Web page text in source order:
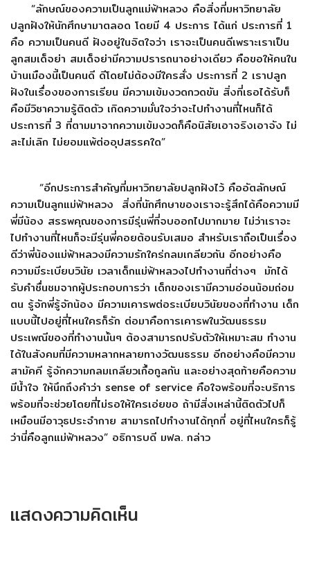
“ลักษณ์ของความเป็นลูกแม่ฟ้าหลวง คือสิ่งที่มหาวิทยาลัย
ปลูกฝังให้นักศึกษามาตลอด โดยมี 4 ประการ ได้แก่ ประการที่ 1
คือ ความเป็นคนดี ฝังอยู่ในจิตใจว่า เราจะเป็นคนดีเพราะเราเป็น
ลูกสมเด็จย่า สมเด็จย่ามีความปรารถนาอย่างเดียว คือขอให้คนใน
บ้านเมืองนี้เป็นคนดี ดีโดยไม่ต้องมีใครสั่ง ประการที่ 2 เราปลูก
ฝังในเรื่องของการเรียน มีความเข้มงวดกวดขัน สิ่งที่เธอได้รับก็
คือมีวิชาความรู้ติดตัว เกิดความมั่นใจว่าจะไปทำงานที่ไหนก็ได้
ประการที่ 3 ที่ตามมาจากความเข้มงวดก็คือนิสัยเอาจริงเอาจัง ไม่
ละไม่เลิก ไม่ยอมแพ้ต่ออุปสรรคใด”
“อีกประการสำคัญที่มหาวิทยาลัยปลูกฝังไว้ คืออัตลักษณ์
ความเป็นลูกแม่ฟ้าหลวง สิ่งที่นักศึกษาของเราจะรู้สึกได้คือความมี
พี่มีน้อง สรรพคุณของการมีรุ่นพี่ที่จบออกไปมากมาย ไม่ว่าเราจะ
ไปทำงานที่ไหนก็จะมีรุ่นพี่คอยต้อนรับเสมอ สำหรับเราถือเป็นเรื่อง
ดีว่าพี่น้องแม่ฟ้าหลวงมีความรักใคร่กลมเกลียวกัน อีกอย่างคือ
ความมีระเบียบวินัย เวลาเด็กแม่ฟ้าหลวงไปทำงานที่ต่างๆ มักได้
รับคำชื่นชมจากผู้ประกอบการว่า เด็กของเรามีความอ่อนน้อมถ่อม
ตน รู้จักพี่รู้จักน้อง มีความเคารพต่อระเบียบวินัยของที่ทำงาน เด็ก
แบบนี้ไปอยู่ที่ไหนใครก็รัก ต่อมาคือการเคารพในวัฒนธรรม
ประเพณีของที่ทำงานนั้นๆ ต้องสามารถปรับตัวให้เหมาะสม ทำงาน
ได้ในสังคมที่มีความหลากหลายทางวัฒนธรรม อีกอย่างคือมีความ
สามัคคี รู้จักความกลมเกลียวเกื้อกูลกัน และอย่างสุดท้ายคือความ
มีน้ำใจ ให้นึกถึงคำว่า sense of service คือใจพร้อมที่จะบริการ
พร้อมที่จะช่วยโดยที่ไม่รอให้ใครเอ่ยขอ ถ้ามีสิ่งเหล่านี้ติดตัวไปก็
เหมือนมีอาวุธประจำกาย สามารถไปทำงานได้ทุกที่ อยู่ที่ไหนใครก็รู้
ว่านี่คือลูกแม่ฟ้าหลวง” อธิการบดี มฟล. กล่าว
แสดงความคิดเห็น